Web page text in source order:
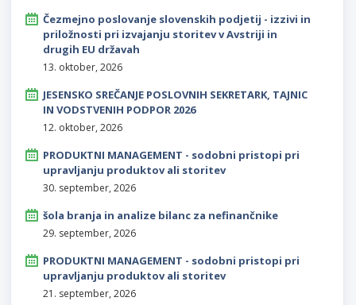
Čezmejno poslovanje slovenskih podjetij - izzivi in
priložnosti pri izvajanju storitev v Avstriji in
drugih EU državah
13. oktober, 2026
JESENSKO SREČANJE POSLOVNIH SEKRETARK, TAJNIC
IN VODSTVENIH PODPOR 2026
12. oktober, 2026
PRODUKTNI MANAGEMENT - sodobni pristopi pri
upravljanju produktov ali storitev
30. september, 2026
šola branja in analize bilanc za nefinančnike
29. september, 2026
PRODUKTNI MANAGEMENT - sodobni pristopi pri
upravljanju produktov ali storitev
21. september, 2026